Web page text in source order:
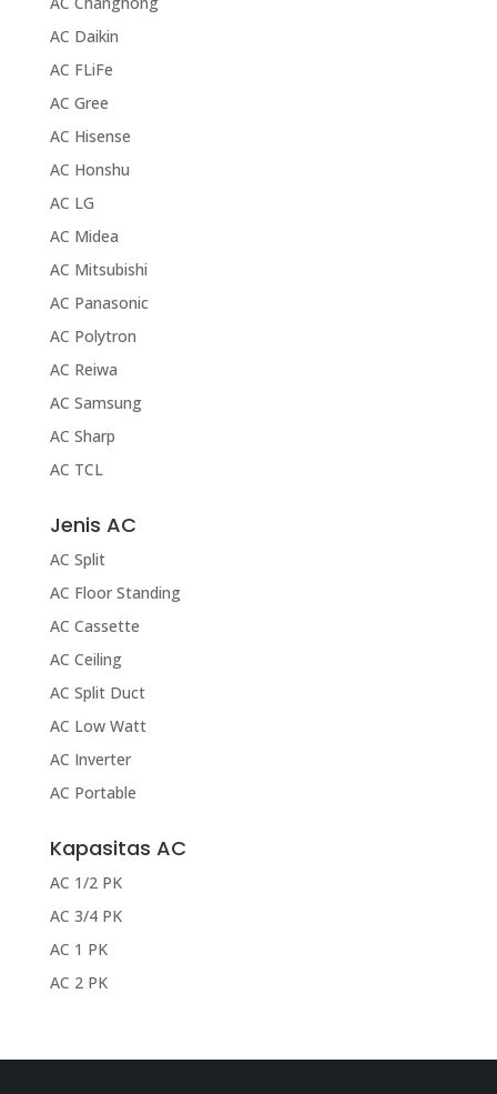
AC Daikin
AC FLiFe
AC Gree
AC Hisense
AC Honshu
AC LG
AC Midea
AC Mitsubishi
AC Panasonic
AC Polytron
AC Reiwa
AC Samsung
AC Sharp
AC TCL
Jenis AC
AC Split
AC Floor Standing
AC Cassette
AC Ceiling
AC Split Duct
AC Low Watt
AC Inverter
AC Portable
Kapasitas AC
AC 1/2 PK
AC 3/4 PK
AC 1 PK
AC 2 PK